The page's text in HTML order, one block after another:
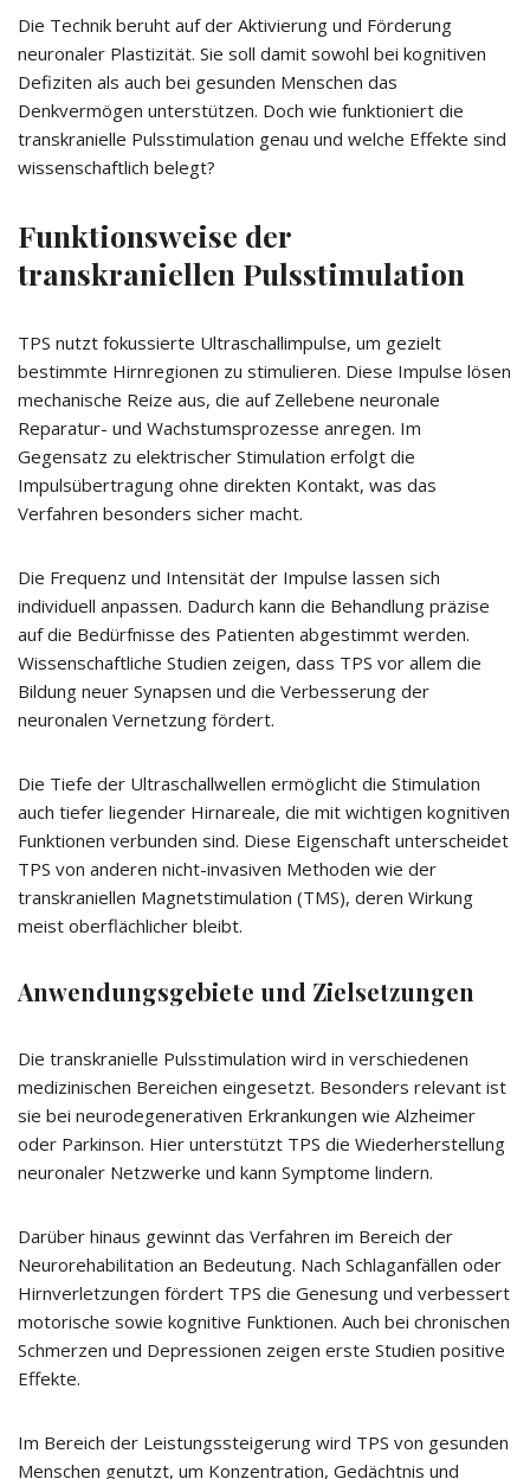
Die Technik beruht auf der Aktivierung und Förderung
neuronaler Plastizität. Sie soll damit sowohl bei kognitiven
Defiziten als auch bei gesunden Menschen das
Denkvermögen unterstützen. Doch wie funktioniert die
transkranielle Pulsstimulation genau und welche Effekte sind
wissenschaftlich belegt?
Funktionsweise der
transkraniellen Pulsstimulation
TPS nutzt fokussierte Ultraschallimpulse, um gezielt
bestimmte Hirnregionen zu stimulieren. Diese Impulse lösen
mechanische Reize aus, die auf Zellebene neuronale
Reparatur- und Wachstumsprozesse anregen. Im
Gegensatz zu elektrischer Stimulation erfolgt die
Impulsübertragung ohne direkten Kontakt, was das
Verfahren besonders sicher macht.
Die Frequenz und Intensität der Impulse lassen sich
individuell anpassen. Dadurch kann die Behandlung präzise
auf die Bedürfnisse des Patienten abgestimmt werden.
Wissenschaftliche Studien zeigen, dass TPS vor allem die
Bildung neuer Synapsen und die Verbesserung der
neuronalen Vernetzung fördert.
Die Tiefe der Ultraschallwellen ermöglicht die Stimulation
auch tiefer liegender Hirnareale, die mit wichtigen kognitiven
Funktionen verbunden sind. Diese Eigenschaft unterscheidet
TPS von anderen nicht-invasiven Methoden wie der
transkraniellen Magnetstimulation (TMS), deren Wirkung
meist oberflächlicher bleibt.
Anwendungsgebiete und Zielsetzungen
Die transkranielle Pulsstimulation wird in verschiedenen
medizinischen Bereichen eingesetzt. Besonders relevant ist
sie bei neurodegenerativen Erkrankungen wie Alzheimer
oder Parkinson. Hier unterstützt TPS die Wiederherstellung
neuronaler Netzwerke und kann Symptome lindern.
Darüber hinaus gewinnt das Verfahren im Bereich der
Neurorehabilitation an Bedeutung. Nach Schlaganfällen oder
Hirnverletzungen fördert TPS die Genesung und verbessert
motorische sowie kognitive Funktionen. Auch bei chronischen
Schmerzen und Depressionen zeigen erste Studien positive
Effekte.
Im Bereich der Leistungssteigerung wird TPS von gesunden
Menschen genutzt, um Konzentration, Gedächtnis und